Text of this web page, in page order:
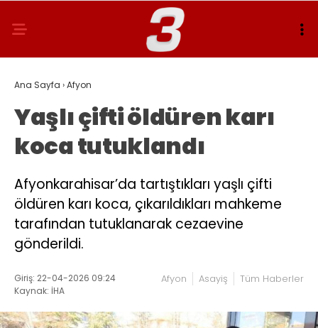
Ana Sayfa ›Afyon
Yaşlı çifti öldüren karı
koca tutuklandı
Afyonkarahisar’da tartıştıkları yaşlı çifti
öldüren karı koca, çıkarıldıkları mahkeme
tarafından tutuklanarak cezaevine
gönderildi.
Giriş: 22-04-2026 09:24
Kaynak: İHA
Afyon Asayiş Tüm Haberler